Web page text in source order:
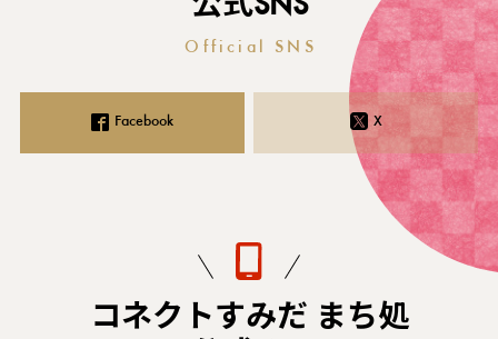
公式SNS
Official SNS
Facebook X
コネクトすみだ まち処